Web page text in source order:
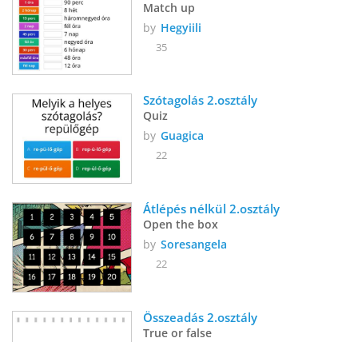
Match up
by Hegyiili
35
Szótagolás 2.osztály
Quiz
by Guagica
22
Open the box
by Soresangela
22
Összeadás 2.osztály
True or false